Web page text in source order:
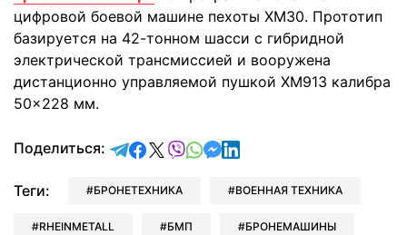
цифровой боевой машине пехоты XM30. Прототип
базируется на 42-тонном шасси с гибридной
электрической трансмиссией и вооружена
дистанционно управляемой пушкой XM913 калибра
50×228 мм.
Поделиться: отправить в Telegram
поделиться в Facebook
поделиться в X
отправить в Viber
отправить в Whatsapp
отправить в Messenger
отправить в LinkedIn
Теги: БРОНЕТЕХНИКА ВОЕННАЯ ТЕХНИКА
RHEINMETALL БМП БРОНЕМАШИНЫ